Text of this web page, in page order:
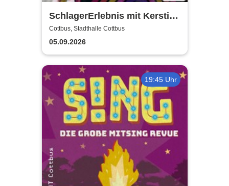
SchlagerErlebnis mit Kerstin
Ott u.v.a. - Kerstin Ott,
Norman Langen, Julian David
Cottbus, Stadthalle Cottbus
05.09.2026
19:45 Uhr